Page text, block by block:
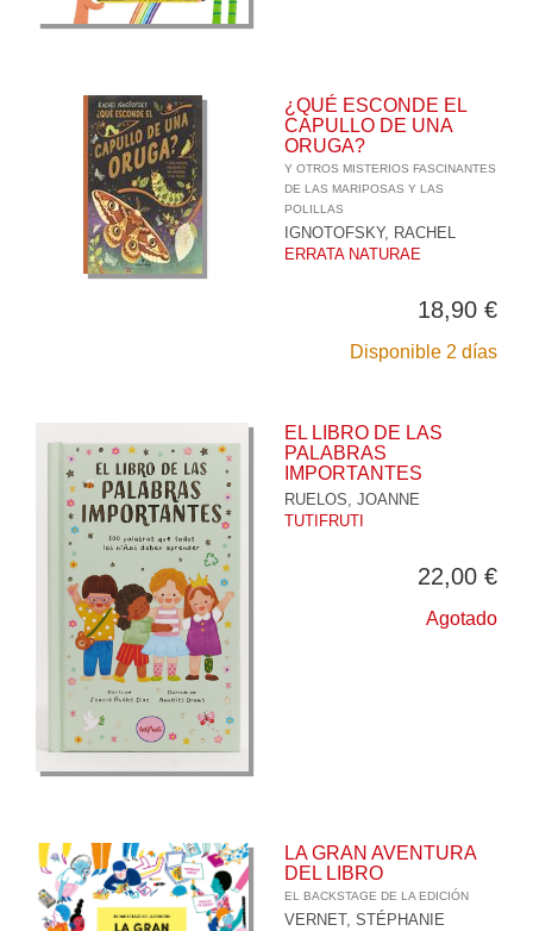
¿QUÉ ESCONDE EL
CAPULLO DE UNA
ORUGA?
Y OTROS MISTERIOS FASCINANTES
DE LAS MARIPOSAS Y LAS
POLILLAS
IGNOTOFSKY, RACHEL
ERRATA NATURAE
18,90 €
Disponible 2 días
EL LIBRO DE LAS
PALABRAS
IMPORTANTES
RUELOS, JOANNE
TUTIFRUTI
22,00 €
Agotado
LA GRAN AVENTURA
DEL LIBRO
EL BACKSTAGE DE LA EDICIÓN
VERNET, STÉPHANIE